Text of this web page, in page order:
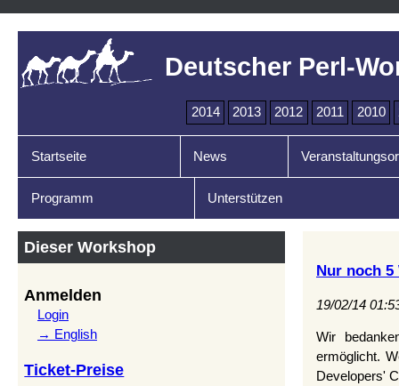
Deutscher Perl-
2014 2013 2012 2011 2010
Startseite News
Programm Unterstützen
Dieser Workshop
Anmelden
Login
→ English
Ticket-Preise
Nur noch 5
19/02/14
Wir
ermöglicht.
Developers'